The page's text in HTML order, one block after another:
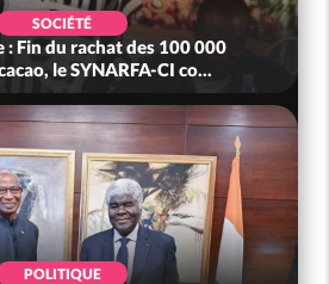
SOCIÉTÉ
Fin du rachat des 100 000
le SYNARFA-CI co...
POLITIQUE